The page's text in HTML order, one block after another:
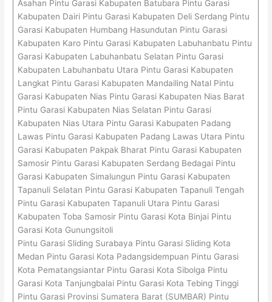
Asahan Pintu Garasi Kabupaten Batubara Pintu Garasi
Kabupaten Dairi Pintu Garasi Kabupaten Deli Serdang Pintu
Garasi Kabupaten Humbang Hasundutan Pintu Garasi
Kabupaten Karo Pintu Garasi Kabupaten Labuhanbatu Pintu
Garasi Kabupaten Labuhanbatu Selatan Pintu Garasi
Kabupaten Labuhanbatu Utara Pintu Garasi Kabupaten
Langkat Pintu Garasi Kabupaten Mandailing Natal Pintu
Garasi Kabupaten Nias Pintu Garasi Kabupaten Nias Barat
Pintu Garasi Kabupaten Nias Selatan Pintu Garasi
Kabupaten Nias Utara Pintu Garasi Kabupaten Padang
Lawas Pintu Garasi Kabupaten Padang Lawas Utara Pintu
Garasi Kabupaten Pakpak Bharat Pintu Garasi Kabupaten
Samosir Pintu Garasi Kabupaten Serdang Bedagai Pintu
Garasi Kabupaten Simalungun Pintu Garasi Kabupaten
Tapanuli Selatan Pintu Garasi Kabupaten Tapanuli Tengah
Pintu Garasi Kabupaten Tapanuli Utara Pintu Garasi
Kabupaten Toba Samosir Pintu Garasi Kota Binjai Pintu
Garasi Kota Gunungsitoli
Pintu Garasi Sliding Surabaya Pintu Garasi Sliding Kota
Medan Pintu Garasi Kota Padangsidempuan Pintu Garasi
Kota Pematangsiantar Pintu Garasi Kota Sibolga Pintu
Garasi Kota Tanjungbalai Pintu Garasi Kota Tebing Tinggi
Pintu Garasi Provinsi Sumatera Barat (SUMBAR) Pintu